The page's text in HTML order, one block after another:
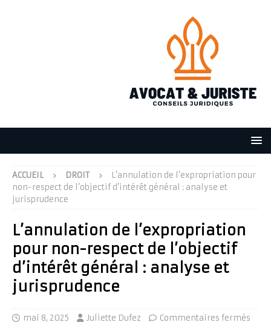
ACCUEIL DROIT
L’annulation de l’expropriation pour
non-respect de l’objectif d’intérêt général : analyse et
jurisprudence
L’annulation de l’expropriation
pour non-respect de l’objectif
d’intérêt général : analyse et
jurisprudence
mai 8, 2025 Juliette Dufez Commentaires fermés